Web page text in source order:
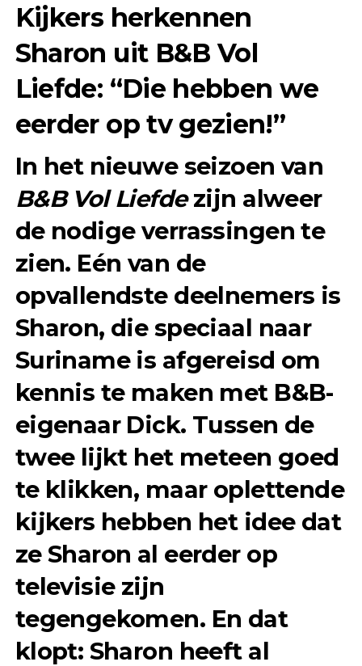
Kijkers herkennen
Sharon uit B&B Vol
Liefde: “Die hebben we
eerder op tv gezien!”
In het nieuwe seizoen van
B&B Vol Liefdezijn alweer
de nodige verrassingen te
zien. Eén van de
opvallendste deelnemers is
Sharon, die speciaal naar
Suriname is afgereisd om
kennis te maken met B&B-
eigenaar Dick. Tussen de
twee lijkt het meteen goed
te klikken, maar oplettende
kijkers hebben het idee dat
ze Sharon al eerder op
televisie zijn
tegengekomen. En dat
klopt: Sharon heeft al